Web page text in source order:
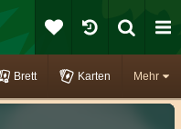
Mehr
Brett Karten